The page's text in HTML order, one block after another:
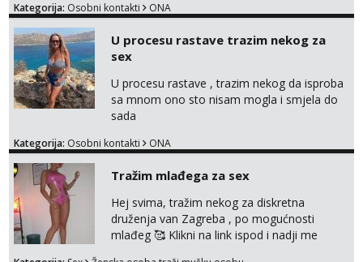
Kategorija: Osobni kontakti ONA
U procesu rastave trazim nekog za
sex
U procesu rastave , trazim nekog da isproba
sa mnom ono sto nisam mogla i smjela do
sada
Kategorija: Osobni kontakti ONA
Tražim mlađega za sex
Hej svima, tražim nekog za diskretna
druženja van Zagreba , po mogućnosti
mlađeg 🥰 Klikni na link ispod i nadji me